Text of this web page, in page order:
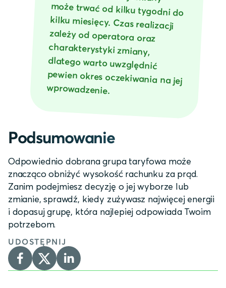
wprowadzenie.
Podsumowanie
Odpowiednio dobrana grupa taryfowa może
znacząco obniżyć wysokość rachunku za prąd.
Zanim podejmiesz decyzję o jej wyborze lub
zmianie, sprawdź, kiedy zużywasz najwięcej energii
i dopasuj grupę, która najlepiej odpowiada Twoim
potrzebom.
UDOSTĘPNIJ